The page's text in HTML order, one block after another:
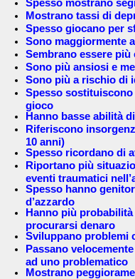
Spesso mostrano
Mostrano tassi di
Spesso giocano per
Sono maggiormente
Sembrano essere più
Sono più ansiosi e
Sono più a rischio di
Spesso
gioco
Hanno basse abilità
Riferiscono
10 anni)
Spesso ricordano di
Riportano più
eventi traumatici
Spesso hanno
d’azzardo
Hanno più
procurarsi denaro
Sviluppano problemi
Passano
ad uno problematico
Mostrano